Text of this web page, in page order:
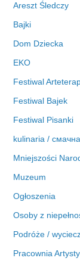
Areszt Śledczy
Bajki
Dom Dziecka
EKO
Festiwal
Festiwal Bajek
Festiwal Pisanki
kulinaria / смачна
Mniejszości
Muzeum
Ogłoszenia
Osoby z
Podróże /
Pracownia